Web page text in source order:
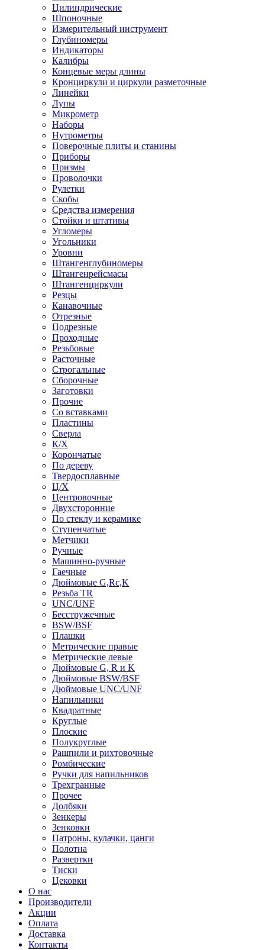
Цилиндрические
Шпоночные
Измерительный инструмент
Глубиномеры
Индикаторы
Калибры
Концевые меры длины
Кронциркули и циркули разметочные
Линейки
Лупы
Микрометр
Наборы
Нутрометры
Поверочные плиты и станины
Приборы
Призмы
Проволочки
Рулетки
Скобы
Средства измерения
Стойки и штативы
Угломеры
Угольники
Уровни
Штангенглубиномеры
Штангенрейсмасы
Штангенциркули
Резцы
Канавочные
Отрезные
Подрезные
Проходные
Резьбовые
Расточные
Строгальные
Сборочные
Заготовки
Прочие
Со вставками
Пластины
Сверла
К/Х
Корончатые
По дереву
Твердосплавные
Ц/Х
Центровочные
Двухсторонние
По стеклу и керамике
Ступенчатые
Метчики
Ручные
Машинно-ручные
Гаечные
Дюймовые G,Rc,K
Резьба TR
UNC/UNF
Бесстружечные
BSW/BSF
Плашки
Метрические правые
Метрические левые
Дюймовые G, R и K
Дюймовые BSW/BSF
Дюймовые UNC/UNF
Напильники
Квадратные
Круглые
Плоские
Полукруглые
Рашпили и рихтовочные
Ромбические
Ручки для напильников
Трехгранные
Прочее
Долбяки
Зенкеры
Зенковки
Патроны, кулачки, цанги
Полотна
Развертки
Тиски
Цековки
О нас
Производители
Акции
Оплата
Доставка
Контакты